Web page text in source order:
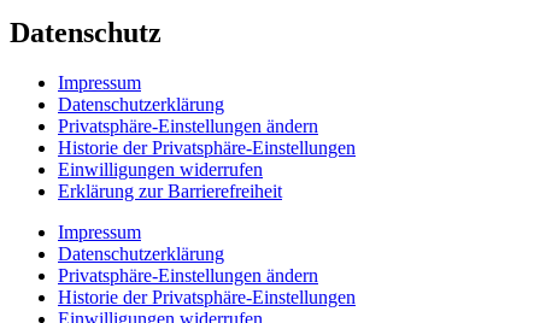
Datenschutz
Impressum
Datenschutzerklärung
Privatsphäre-Einstellungen ändern
Historie der Privatsphäre-Einstellungen
Einwilligungen widerrufen
Erklärung zur Barrierefreiheit
Impressum
Datenschutzerklärung
Privatsphäre-Einstellungen ändern
Historie der Privatsphäre-Einstellungen